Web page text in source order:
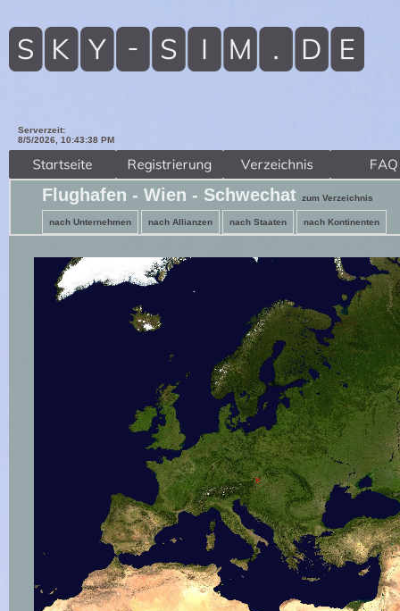
Serverzeit:
8/5/2026, 10:43:39 PM
Flughafen - Wien - Schwechat zum Verzeichnis
nach Unternehmen nach Allianzen nach Staaten nach Kontinenten